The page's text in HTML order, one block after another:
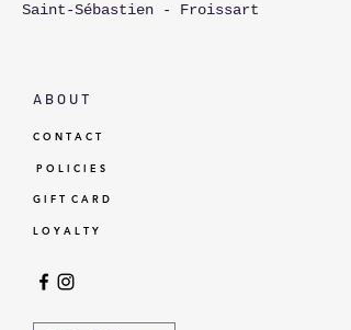
Saint-Sébastien - Froissart
A B O U T
C O N T A C T
P O L I C I E S
G I F T C A R D
L O Y A L T Y